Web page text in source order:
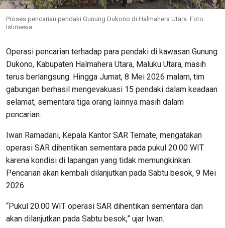
Proses pencarian pendaki Gunung Dukono di Halmahera Utara. Foto:
Istimewa
Operasi pencarian terhadap para pendaki di kawasan Gunung
Dukono, Kabupaten Halmahera Utara, Maluku Utara, masih
terus berlangsung. Hingga Jumat, 8 Mei 2026 malam, tim
gabungan berhasil mengevakuasi 15 pendaki dalam keadaan
selamat, sementara tiga orang lainnya masih dalam
pencarian.
Iwan Ramadani, Kepala Kantor SAR Ternate, mengatakan
operasi SAR dihentikan sementara pada pukul 20.00 WIT
karena kondisi di lapangan yang tidak memungkinkan.
Pencarian akan kembali dilanjutkan pada Sabtu besok, 9 Mei
2026.
“Pukul 20.00 WIT operasi SAR dihentikan sementara dan
akan dilanjutkan pada Sabtu besok,” ujar Iwan.